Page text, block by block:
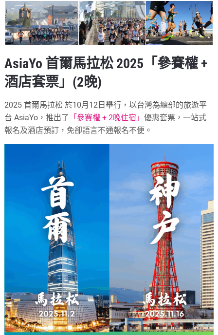
AsiaYo 首爾馬拉松 2025 「參賽權 +
酒店套票」(2晚)
2025 首爾馬拉松 於10月12日舉行，以台灣為總部的旅遊平
台 AsiaYo，推出了
「參賽權 + 2晚住宿」優惠套票，一站式
報名及酒店預訂，免卻語言不通報名不便。